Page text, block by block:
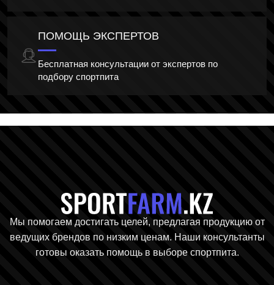
ПОМОЩЬ ЭКСПЕРТОВ
Бесплатная консультации от экспертов по
подбору спортпита
Мы помогаем достигать целей, предлагая продукцию от
ведущих брендов по низким ценам. Наши консультанты
готовы оказать помощь в выборе спортпита.